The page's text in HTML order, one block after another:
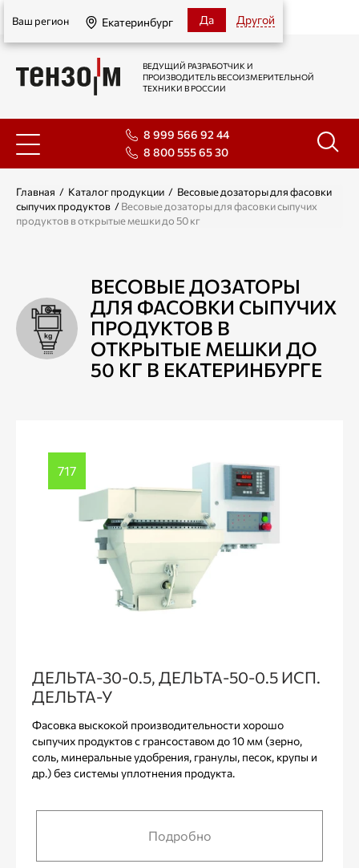
Екатеринбург
Ваш регион Екатеринбург Да Другой
ВЕДУЩИЙ РАЗРАБОТЧИК И
ПРОИЗВОДИТЕЛЬ ВЕСОИЗМЕРИТЕЛЬНОЙ
ТЕХНИКИ В РОССИИ
8 999 566 92 44
8 800 555 65 30
Главная / Каталог продукции / Весовые дозаторы для фасовки
сыпучих продуктов /Весовые дозаторы для фасовки сыпучих
продуктов в открытые мешки до 50 кг
ВЕСОВЫЕ ДОЗАТОРЫ
ДЛЯ ФАСОВКИ СЫПУЧИХ
ПРОДУКТОВ В
ОТКРЫТЫЕ МЕШКИ ДО
50 КГ В ЕКАТЕРИНБУРГЕ
717
ДЕЛЬТА-30-0.5, ДЕЛЬТА-50-0.5 ИСП.
ДЕЛЬТА-У
Фасовка выскокой производительности хорошо
сыпучих продуктов с грансоставом до 10 мм (зерно,
соль, минеральные удобрения, гранулы, песок, крупы и
др.) без системы уплотнения продукта.
Подробно